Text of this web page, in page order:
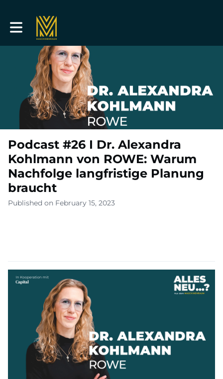
Toggle main navigation
Podcast #26 I Dr. Alexandra
Kohlmann von ROWE: Warum
Nachfolge langfristige Planung
braucht
Published on February 15, 2023